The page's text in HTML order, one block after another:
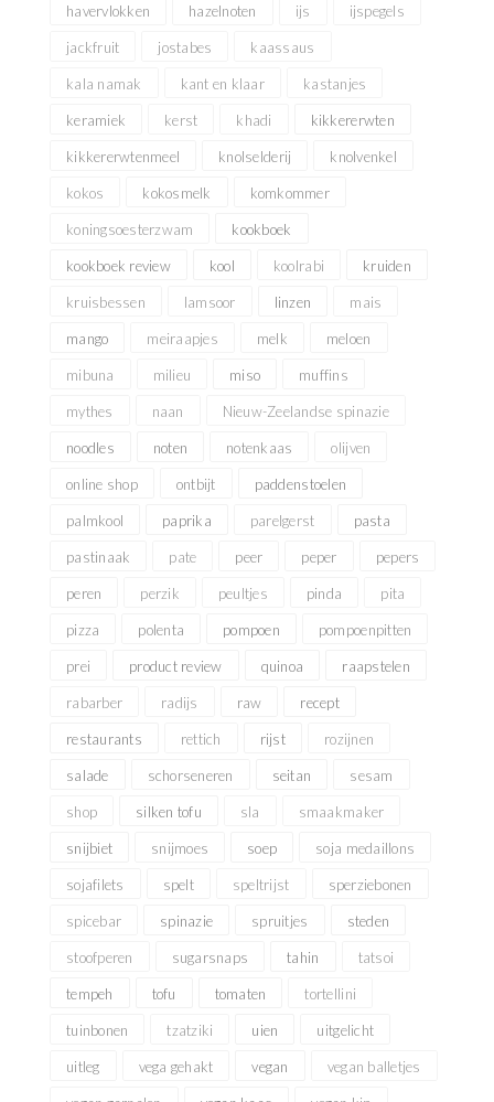
havervlokken hazelnoten ijs ijspegels
jackfruit jostabes kaassaus
kala namak kant en klaar kastanjes
keramiek kerst khadi kikkererwten
kikkererwtenmeel knolselderij knolvenkel
kokos kokosmelk komkommer
koningsoesterzwam kookboek
kookboek review kool koolrabi kruiden
kruisbessen lamsoor linzen mais
mango meiraapjes melk meloen
mibuna milieu miso muffins
mythes naan Nieuw-Zeelandse spinazie
noodles noten notenkaas olijven
online shop ontbijt paddenstoelen
palmkool paprika parelgerst pasta
pastinaak pate peer peper pepers
peren perzik peultjes pinda pita
pizza polenta pompoen pompoenpitten
prei product review quinoa raapstelen
rabarber radijs raw recept
restaurants rettich rijst rozijnen
salade schorseneren seitan sesam
shop silken tofu sla smaakmaker
snijbiet snijmoes soep soja medaillons
sojafilets spelt speltrijst sperziebonen
spicebar spinazie spruitjes steden
stoofperen sugarsnaps tahin tatsoi
tempeh tofu tomaten tortellini
tuinbonen tzatziki uien uitgelicht
uitleg vega gehakt vegan vegan balletjes